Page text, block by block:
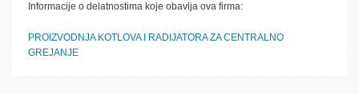
Informacije o delatnostima koje obavlja ova firma:
PROIZVODNJA KOTLOVA I RADIJATORA ZA CENTRALNO
GREJANJE